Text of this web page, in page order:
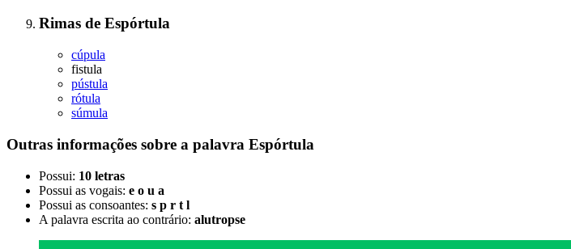
Rimas de Espórtula
cúpula
fistula
pústula
rótula
súmula
Outras informações sobre a palavra Espórtula
Possui: 10 letras
Possui as vogais: e o u a
Possui as consoantes: s p r t l
A palavra escrita ao contrário: alutropse